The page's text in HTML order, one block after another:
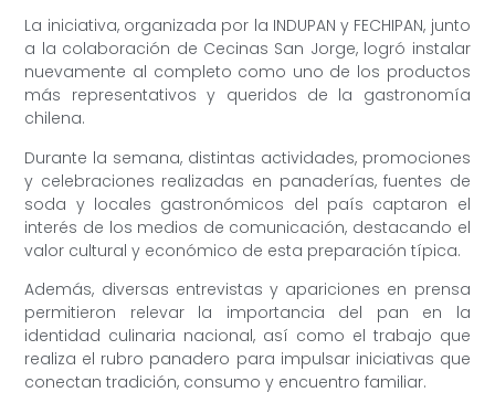
La iniciativa, organizada por la INDUPAN y FECHIPAN, junto
a la colaboración de Cecinas San Jorge, logró instalar
nuevamente al completo como uno de los productos
más representativos y queridos de la gastronomía
chilena.
Durante la semana, distintas actividades, promociones
y celebraciones realizadas en panaderías, fuentes de
soda y locales gastronómicos del país captaron el
interés de los medios de comunicación, destacando el
valor cultural y económico de esta preparación típica.
Además, diversas entrevistas y apariciones en prensa
permitieron relevar la importancia del pan en la
identidad culinaria nacional, así como el trabajo que
realiza el rubro panadero para impulsar iniciativas que
conectan tradición, consumo y encuentro familiar.